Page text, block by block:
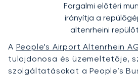
Forgalmi előtéri
irányítja a
altenrheini
A People’s Airport Altenrhein
tulajdonosa és üzemeltetője,
szolgáltatásokat a People’s